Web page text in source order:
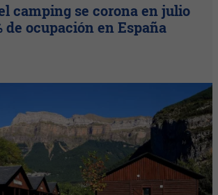
camping se corona en julio
de ocupación en España